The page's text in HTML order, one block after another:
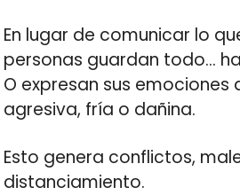
En lugar de comunicar lo
personas guardan todo…
O expresan sus
agresiva, fría o dañina.
Esto genera conflictos,
distanciamiento.